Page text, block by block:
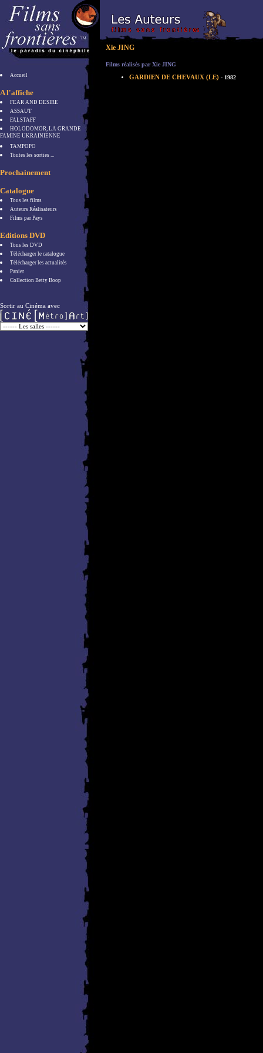
Accueil
A l'affiche
FEAR AND DESIRE
ASSAUT
FALSTAFF
HOLODOMOR, LA GRANDE
FAMINE UKRAINIENNE
TAMPOPO
Toutes les sorties ...
Prochainement
Catalogue
Tous les films
Auteurs Réalisateurs
Films par Pays
Editions DVD
Tous les DVD
Télécharger le catalogue
Télécharger les actualités
Panier
Collection Betty Boop
Sortir au Cinéma avec
Xie JING
Films réalisés par Xie JING
GARDIEN DE CHEVAUX (LE) - 1982